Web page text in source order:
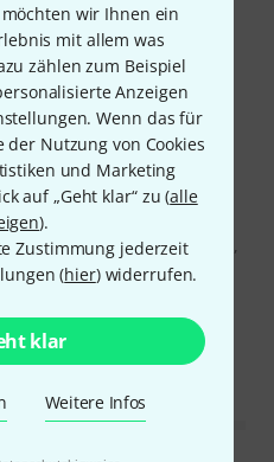
wir Ihnen ein
mit allem was
zählen zum Beispiel
Anzeigen
Wenn das für
der Nutzung von Cookies
und Marketing
auf „Geht klar“ zu (alle
).
Zustimmung jederzeit
(hier) widerrufen.
klar
Weitere Infos
Bewegung) das beste was
Paradetrommeln, da
das Teil nie auf die
Control trotz des Mangels
das beste was es gibt,
kann und die